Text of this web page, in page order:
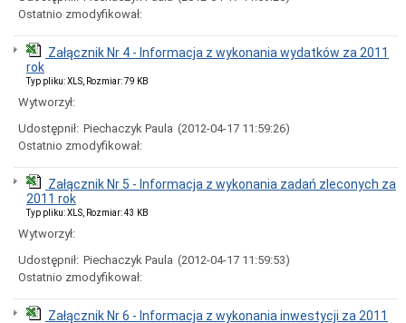
przetargów
Informacje
z
otwarcia
ofert
Rozstrzygnięcia
Zamówienia
wyłączone
ze
stosowania
ustawy
pzp
nieruchomości
Wykazy
nieruchomości
przeznaczonych
Ostatnio zmodyfikował:
Załącznik Nr 4 - Informacja z wykonania wydatków za 2011
rok
Typ pliku: XLS, Rozmiar: 79 KB
Wytworzył:
Udostępnił: Piechaczyk Paula (2012-04-17 11:59:26)
Ostatnio zmodyfikował:
Załącznik Nr 5 - Informacja z wykonania zadań zleconych za
2011 rok
Typ pliku: XLS, Rozmiar: 43 KB
Wytworzył:
Udostępnił: Piechaczyk Paula (2012-04-17 11:59:53)
Ostatnio zmodyfikował:
Załącznik Nr 6 - Informacja z wykonania inwestycji za 2011